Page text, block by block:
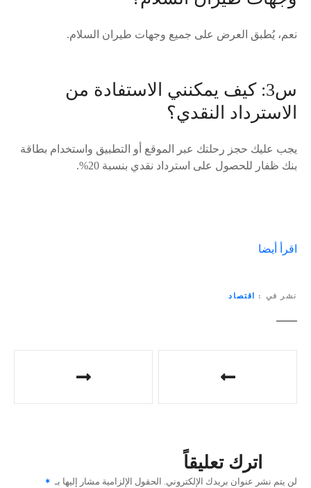
نعم، يُطبق العرض على جميع وجهات طيران السلام.
س3: كيف يمكنني الاستفادة من
الاسترداد النقدي؟
يجب عليك حجز رحلتك عبر الموقع أو التطبيق واستخدام بطاقة
بنك ظفار للحصول على استرداد نقدي بنسبة 20%.
اقرأ أيضا
نشر في اقتصاد
ا
اترك تعليقاً
لن يتم نشر عنوان بريدك الإلكتروني. الحقول الإلزامية مشار إليها بـ